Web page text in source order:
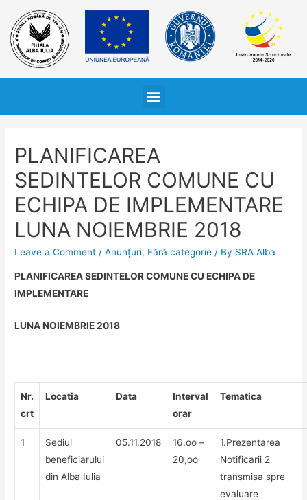
PLANIFICAREA
SEDINTELOR COMUNE CU
ECHIPA DE IMPLEMENTARE
LUNA NOIEMBRIE 2018
Leave a Comment /Anunțuri, Fără categorie / By SRA Alba
PLANIFICAREA SEDINTELOR COMUNE CU ECHIPA DE
IMPLEMENTARE
LUNA NOIEMBRIE 2018
Nr.
crt
Locatia Data
Interval
orar
Tematica
1
Sediul
beneficiarului
din Alba Iulia
05.11.2018
16,oo –
20,oo
1.Prezentarea
Notificarii 2
transmisa spre
evaluare